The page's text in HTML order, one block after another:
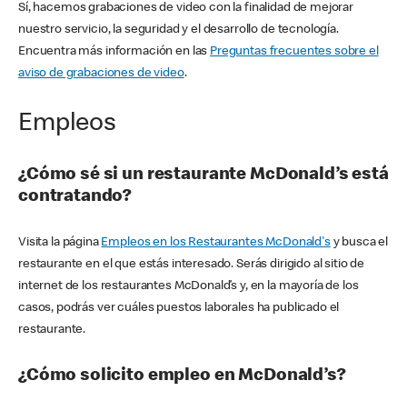
Sí, hacemos grabaciones de video con la finalidad de mejorar
nuestro servicio, la seguridad y el desarrollo de tecnología.
Encuentra más información en las Preguntas frecuentes sobre el
aviso de grabaciones de video.
Empleos
¿Cómo sé si un restaurante McDonald’s está
contratando?
Visita la página Empleos en los Restaurantes McDonald'sy busca el
restaurante en el que estás interesado. Serás dirigido al sitio de
internet de los restaurantes McDonald’s y, en la mayoría de los
casos, podrás ver cuáles puestos laborales ha publicado el
restaurante.
¿Cómo solicito empleo en McDonald’s?